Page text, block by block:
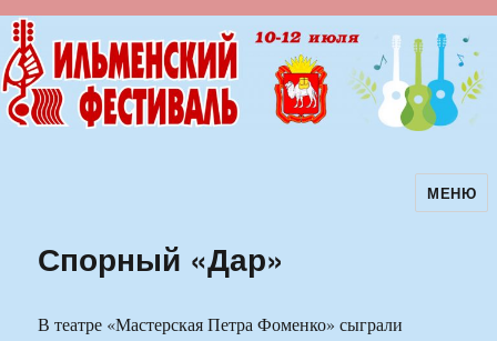
Ильменский фестиваль авторскойМЕНЮ
Спорный «Дар»
В театре «Мастерская Петра Фоменко» сыграли